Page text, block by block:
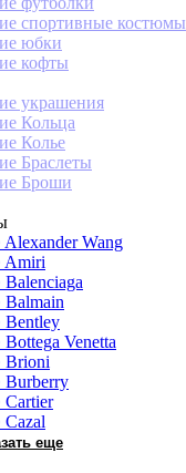
спортивные костюмы
юбки
кофты
украшения
Кольца
Колье
Браслеты
Броши
Alexander Wang
Amiri
Balenciaga
Balmain
Bentley
Bottega Venetta
Brioni
Burberry
Cartier
Cazal
еще